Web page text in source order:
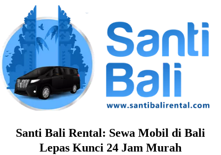
content
Santi Bali Rental: Sewa Mobil di Bali
Lepas Kunci 24 Jam Murah